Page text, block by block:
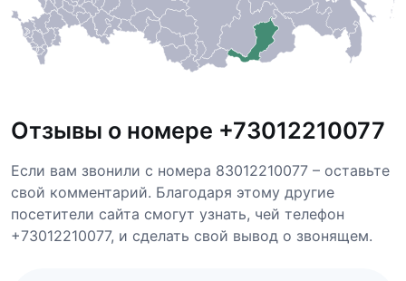
Отзывы о номере +73012210077
Если вам звонили с номера 83012210077 – оставьте
свой комментарий. Благодаря этому другие
посетители сайта смогут узнать, чей телефон
+73012210077, и сделать свой вывод о звонящем.